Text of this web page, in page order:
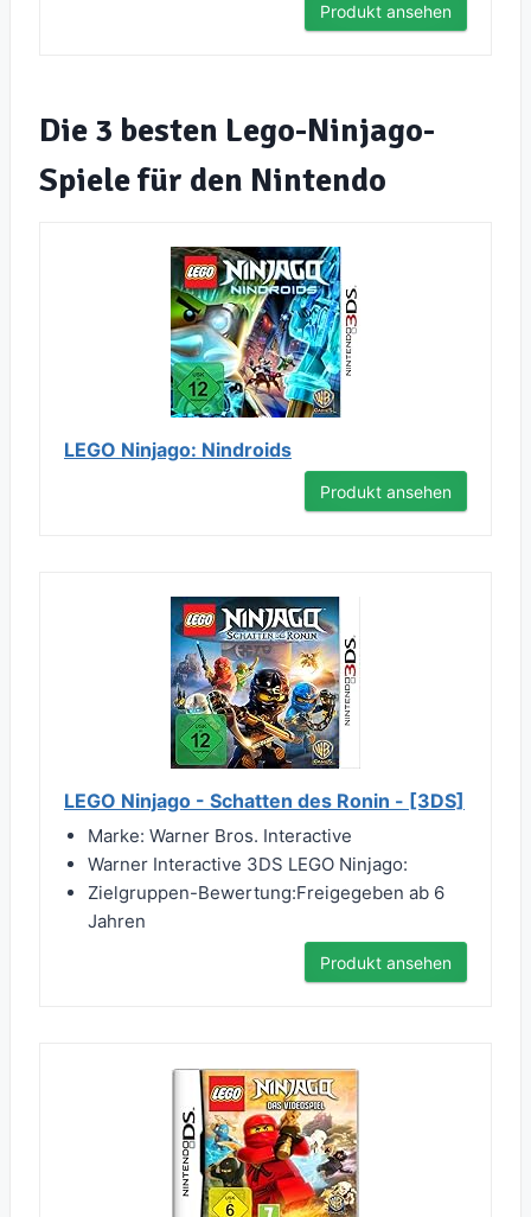
Produkt ansehen
Die 3 besten Lego-Ninjago-
Spiele für den Nintendo
LEGO Ninjago: Nindroids
Produkt ansehen
LEGO Ninjago - Schatten des Ronin - [3DS]
Marke: Warner Bros. Interactive
Warner Interactive 3DS LEGO Ninjago:
Zielgruppen-Bewertung:Freigegeben ab 6
Jahren
Produkt ansehen